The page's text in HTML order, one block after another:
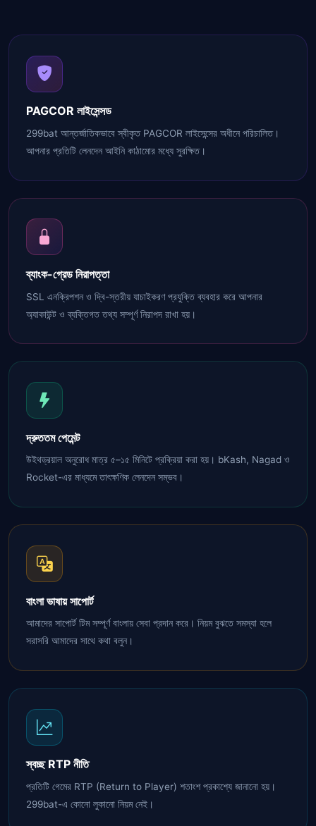
PAGCOR লাইসেন্সড
299bat আন্তর্জাতিকভাবে স্বীকৃত PAGCOR লাইসেন্সের অধীনে পরিচালিত।
আপনার প্রতিটি লেনদেন আইনি কাঠামোর মধ্যে সুরক্ষিত।
ব্যাংক-গ্রেড নিরাপত্তা
SSL এনক্রিপশন ও দ্বি-স্তরীয় যাচাইকরণ প্রযুক্তি ব্যবহার করে আপনার
অ্যাকাউন্ট ও ব্যক্তিগত তথ্য সম্পূর্ণ নিরাপদ রাখা হয়।
দ্রুততম পেমেন্ট
উইথড্রয়াল অনুরোধ মাত্র ৫–১৫ মিনিটে প্রক্রিয়া করা হয়। bKash, Nagad ও
Rocket-এর মাধ্যমে তাৎক্ষণিক লেনদেন সম্ভব।
বাংলা ভাষায় সাপোর্ট
আমাদের সাপোর্ট টিম সম্পূর্ণ বাংলায় সেবা প্রদান করে। নিয়ম বুঝতে সমস্যা হলে
সরাসরি আমাদের সাথে কথা বলুন।
স্বচ্ছ RTP নীতি
প্রতিটি গেমের RTP (Return to Player) শতাংশ প্রকাশ্যে জানানো হয়।
299bat-এ কোনো লুকানো নিয়ম নেই।